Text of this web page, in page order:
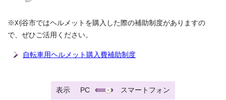
※刈谷市ではヘルメットを購入した際の補助制度がありますの
で、ぜひご活用ください。
自転車用ヘルメット購入費補助制度
表示 PC スマートフォン